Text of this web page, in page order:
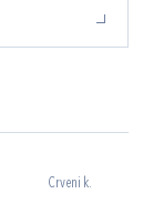
Crveni k.